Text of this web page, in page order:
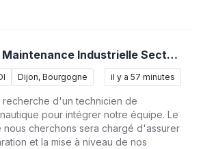
Chef De Projet Maintenance Industrielle Secteur Nucléaire (H/F)
Dijon, Bourgogne il y a 57 minutes
recherche d'un technicien de
pour intégrer notre équipe. Le
cherchons sera chargé d'assurer
et la mise à niveau de nos